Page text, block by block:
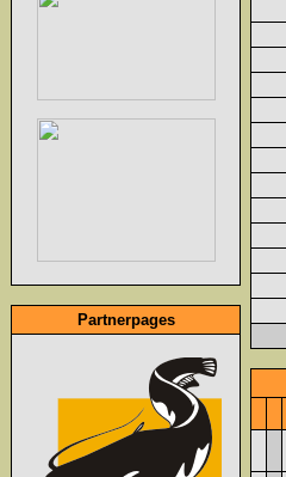
Partnerpages